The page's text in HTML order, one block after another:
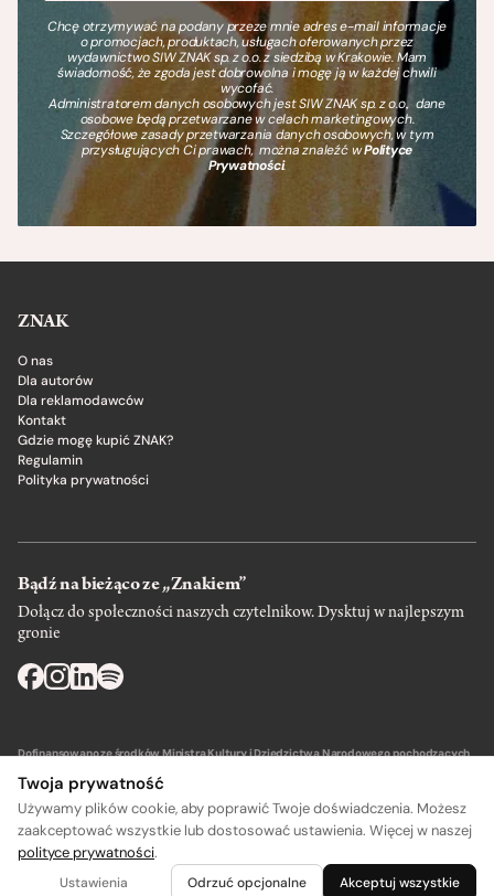
Chcę otrzymywać na podany przeze mnie adres e-mail informacje
o promocjach, produktach, usługach oferowanych przez
wydawnictwo SIW ZNAK sp. z o.o. z siedzibą w Krakowie. Mam
świadomość, że zgoda jest dobrowolna i mogę ją w każdej chwili
wycofać.
Administratorem danych osobowych jest SIW ZNAK sp. z o.o., dane
osobowe będą przetwarzane w celach marketingowych.
Szczegółowe zasady przetwarzania danych osobowych, w tym
przysługujących Ci prawach, można znaleźć wPolityce
Prywatności.
ZNAK
O nas
Dla autorów
Dla reklamodawców
Kontakt
Gdzie mogę kupić ZNAK?
Regulamin
Polityka prywatności
Bądź na bieżąco ze „Znakiem”
Dołącz do społeczności naszych czytelnikow. Dysktuj w najlepszym
gronie
Dofinansowano ze środków Ministra Kultury i Dziedzictwa Narodowego pochodzących
Wydawca: SIW Znak w Krakowie
Twoja prywatność
Używamy plików cookie, aby poprawić Twoje doświadczenia. Możesz
zaakceptować wszystkie lub dostosować ustawienia. Więcej w naszej
polityce prywatności.
Ustawienia Odrzuć opcjonalne Akceptuj wszystkie